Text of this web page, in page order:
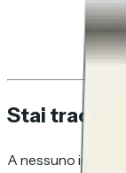
Stai
A nessuno